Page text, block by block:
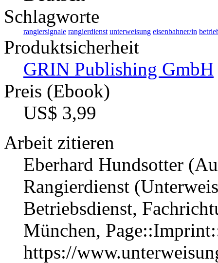
Schlagworte
rangiersignale rangierdienst unterweisung eisenbahner/in
Produktsicherheit
GRIN Publishing GmbH
Preis (Ebook)
US$ 3,99
Arbeit zitieren
Eberhard Hundsotter
Rangierdienst
Betriebsdienst,
München,
https://